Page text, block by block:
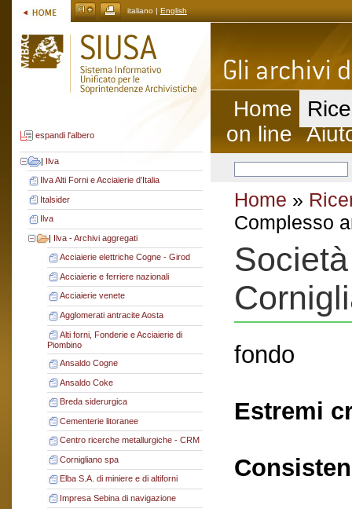
italiano | English
espandi l'albero
| Ilva
Ilva Alti Forni e Acciaierie d’Italia
Italsider
Ilva
| Ilva - Archivi aggregati
Acciaierie elettriche Cogne - Girod
Acciaierie e ferriere nazionali
Acciaierie venete
Agglomerati antracite Aosta
Alti forni, Fonderie e Acciaierie di
Piombino
Ansaldo Cogne
Ansaldo Coke
Breda siderurgica
Cementerie litoranee
Centro ricerche metallurgiche - CRM
Cornigliano spa
Elba S.A. di miniere e di altiforni
Impresa Sebina di navigazione
Home
on line
Home »
Complesso
fondo
Estremi